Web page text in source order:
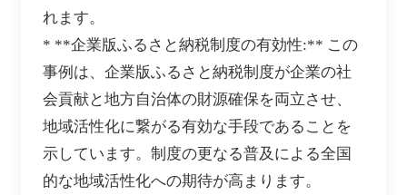
れます。
* **企業版ふるさと納税制度の有効性:** この
事例は、企業版ふるさと納税制度が企業の社
会貢献と地方自治体の財源確保を両立させ、
地域活性化に繋がる有効な手段であることを
示しています。制度の更なる普及による全国
的な地域活性化への期待が高まります。